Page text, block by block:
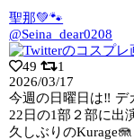
聖那💚🐾
@Seina_dear0208
49
1
2026/03/17
今週の日曜日は‼️ デ
22日の1部２部に出
久しぶりの